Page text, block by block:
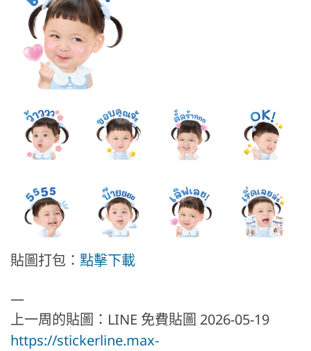
貼圖打包： 點擊下載
—
上一周的貼圖：LINE 免費貼圖 2026-05-19
https://stickerline.max-